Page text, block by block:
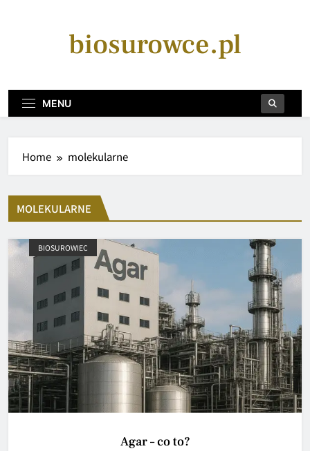
biosurowce.pl
MENU
Home molekularne
MOLEKULARNE
BIOSUROWIEC
Agar – co to?